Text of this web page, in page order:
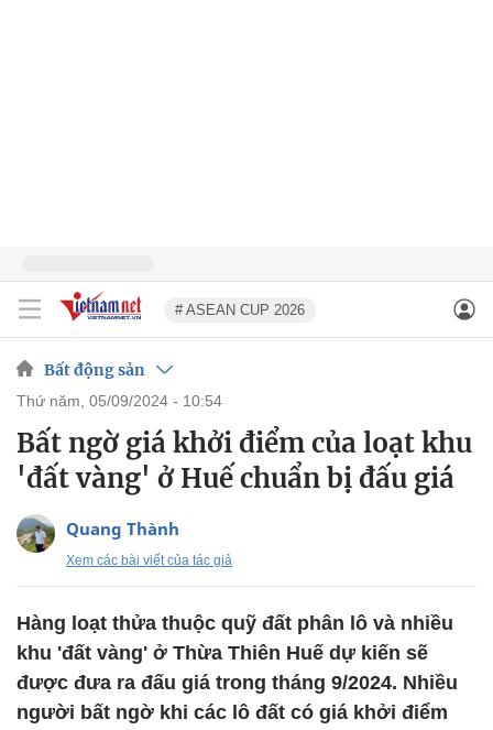
# ASEAN CUP 2026
Bất động sản
thứ năm, 05/09/2024 - 10:54
Bất ngờ giá khởi điểm của loạt khu
'đất vàng' ở Huế chuẩn bị đấu giá
Quang Thành
Xem các bài viết của tác giả
Hàng loạt thửa thuộc quỹ đất phân lô và nhiều
khu 'đất vàng' ở Thừa Thiên Huế dự kiến sẽ
được đưa ra đấu giá trong tháng 9/2024. Nhiều
người bất ngờ khi các lô đất có giá khởi điểm